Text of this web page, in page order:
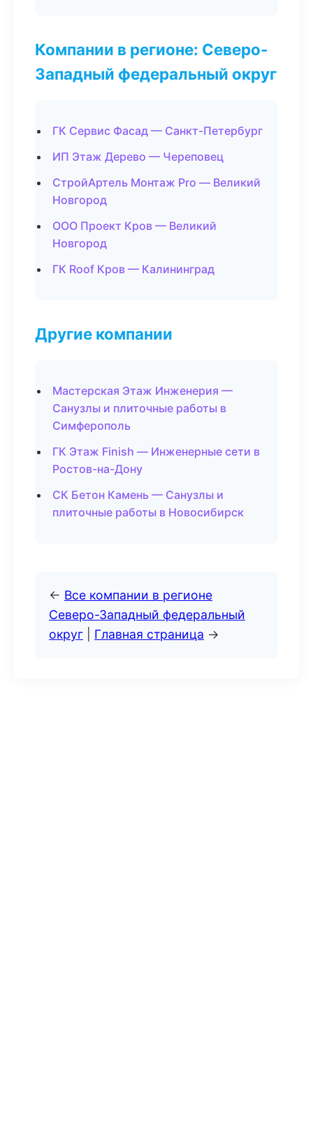
Компании в регионе: Северо-
Западный федеральный округ
ГК Сервис Фасад — Санкт-Петербург
ИП Этаж Дерево — Череповец
СтройАртель Монтаж Pro — Великий
Новгород
ООО Проект Кров — Великий
Новгород
ГК Roof Кров — Калининград
Другие компании
Мастерская Этаж Инженерия —
Санузлы и плиточные работы в
Симферополь
ГК Этаж Finish — Инженерные сети в
Ростов-на-Дону
СК Бетон Камень — Санузлы и
плиточные работы в Новосибирск
← Все компании в регионе
Северо-Западный федеральный
округ
Главная страница →